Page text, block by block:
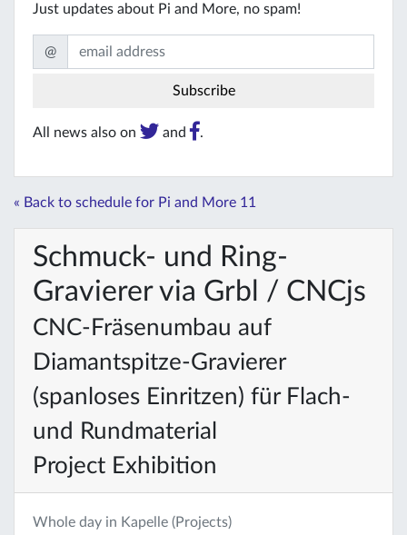
Just updates about Pi and More, no spam!
@
All news also on and .
« Back to schedule for Pi and More 11
Schmuck- und Ring-
Gravierer via Grbl / CNCjs
CNC-Fräsenumbau auf
Diamantspitze-Gravierer
(spanloses Einritzen) für Flach-
und Rundmaterial
Project Exhibition
Whole day in Kapelle (Projects)